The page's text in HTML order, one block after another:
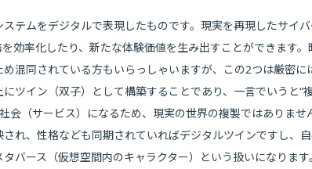
テムをデジタルで表現したものです。現実を再現したサイ
効率化したり、新たな体験価値を生み出すことができます
混同されている方もいらっしゃいますが、この2つは厳密
ツイン（双子）として構築することであり、一言でいうと“
会（サービス）になるため、現実の世界の複製ではありま
れ、性格なども同期されていればデジタルツインですし、
バース（仮想空間内のキャラクター）という扱いになりま